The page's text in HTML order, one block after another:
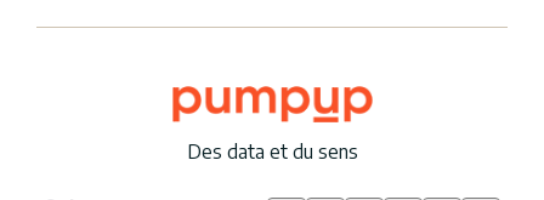
Des data et du sens